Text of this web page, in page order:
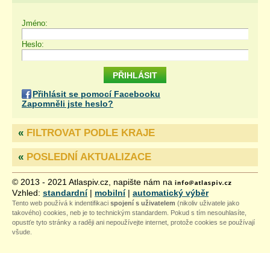
Jméno:
Heslo:
Přihlásit se pomocí Facebooku
Zapomněli jste heslo?
« FILTROVAT PODLE KRAJE
« POSLEDNÍ AKTUALIZACE
© 2013 - 2021 Atlaspiv.cz, napište nám na
Vzhled: standardní| mobilní| automatický výběr
Tento web používá k indentifikaci spojení s uživatelem (nikoliv uživatele jako
takového) cookies, neb je to technickým standardem. Pokud s tím nesouhlasíte,
opustťe tyto stránky a raději ani nepoužívejte internet, protože cookies se používají
všude.